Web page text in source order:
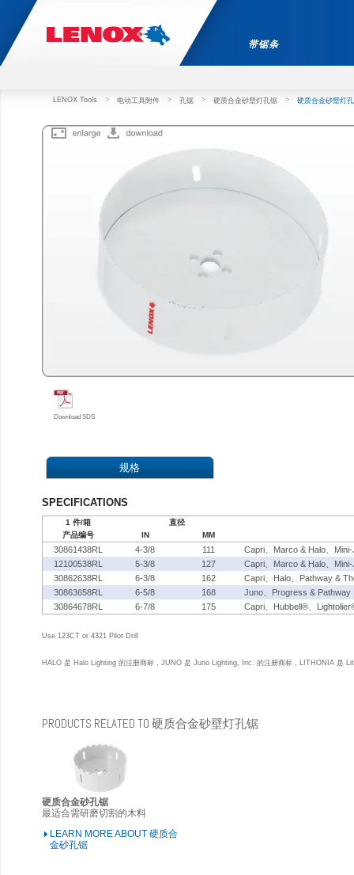
带锯条
LENOX Tools > 电动工具附件 > 孔锯 > 硬质合金砂壁灯孔锯 > 硬质合金砂壁灯
Download SDS
规格
SPECIFICATIONS
1 件/箱
直径
产品编号
IN MM
30861438RL 4-3/8 111
Capri、Marco & Halo、Mini-
12100538RL
5-3/8 127
Capri、Marco & Halo、
30862638RL
6-3/8 162
Capri、Halo、Pathway &
30863658RL
6-5/8 168
Juno、Progress & Pathway
30864678RL
6-7/8 175 Capri、Hubbell®、
Use 123CT or 4321 Pilot Drill
HALO 是 Halo Lighting 的注册商标，JUNO 是 Juno Lighting, Inc. 的注册商标，LITHONIA 是
PRODUCTS RELATED TO 硬质合金砂壁灯孔锯
硬质合金砂孔锯
最适合需研磨切割的木料
LEARN MORE ABOUT 硬质合
金砂孔锯